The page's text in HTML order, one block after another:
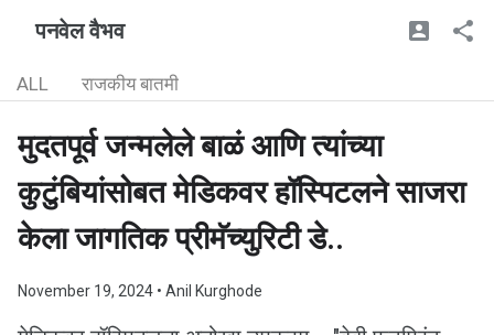
पनवेल वैभव
ALL राजकीय बातमी
मुदतपूर्व जन्मलेले बाळं आणि त्यांच्या
कुटुंबियांसोबत मेडिकवर हॉस्पिटलने साजरा
केला जागतिक प्रीमॅच्युरिटी डे..
November 19, 2024 • Anil Kurghode